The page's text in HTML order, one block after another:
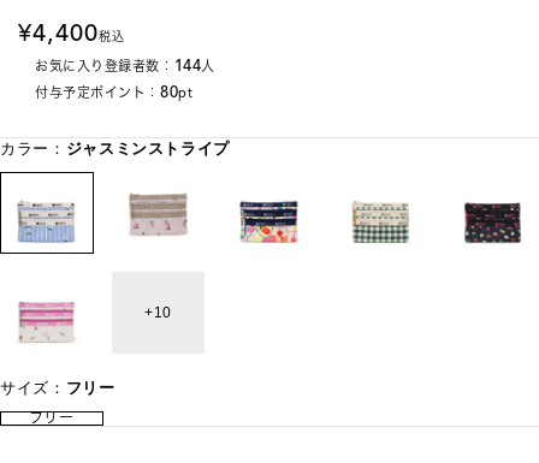
4,400税込
お気に入り登録者数： 144人
付与予定ポイント： 80pt
カラー： ジャスミンストライプ
10
サイズ： フリー
フリー